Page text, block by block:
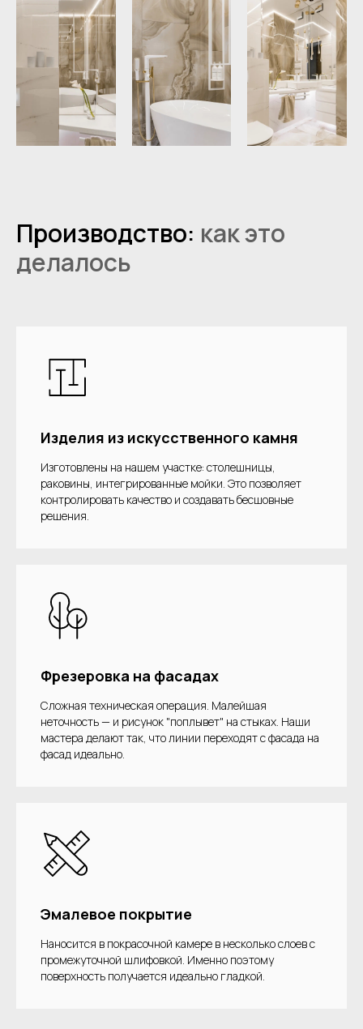
Производство: как это
делалось
Изделия из искусственного камня
Изготовлены на нашем участке: столешницы,
раковины, интегрированные мойки. Это позволяет
контролировать качество и создавать бесшовные
решения.
Фрезеровка на фасадах
Сложная техническая операция. Малейшая
неточность — и рисунок "поплывет" на стыках. Наши
мастера делают так, что линии переходят с фасада на
фасад идеально.
Эмалевое покрытие
Наносится в покрасочной камере в несколько слоев с
промежуточной шлифовкой. Именно поэтому
поверхность получается идеально гладкой.